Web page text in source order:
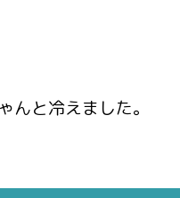
んと冷えました。